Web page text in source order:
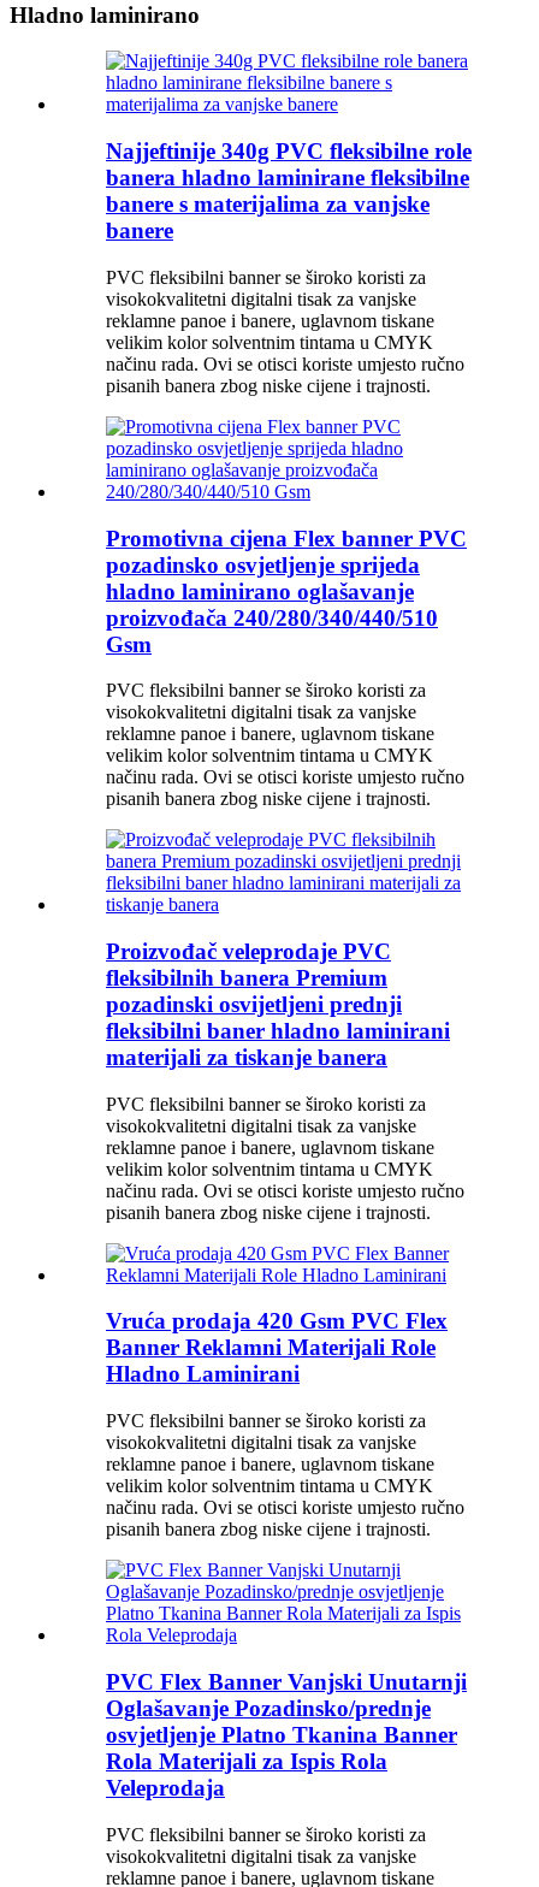
Hladno laminirano
Najjeftinije 340g PVC fleksibilne role
banera hladno laminirane fleksibilne
banere s materijalima za vanjske
banere
PVC fleksibilni banner se široko koristi za
visokokvalitetni digitalni tisak za vanjske
reklamne panoe i banere, uglavnom tiskane
velikim kolor solventnim tintama u CMYK
načinu rada. Ovi se otisci koriste umjesto ručno
pisanih banera zbog niske cijene i trajnosti.
Promotivna cijena Flex banner PVC
pozadinsko osvjetljenje sprijeda
hladno laminirano oglašavanje
proizvođača 240/280/340/440/510
Gsm
PVC fleksibilni banner se široko koristi za
visokokvalitetni digitalni tisak za vanjske
reklamne panoe i banere, uglavnom tiskane
velikim kolor solventnim tintama u CMYK
načinu rada. Ovi se otisci koriste umjesto ručno
pisanih banera zbog niske cijene i trajnosti.
Proizvođač veleprodaje PVC
fleksibilnih banera Premium
pozadinski osvijetljeni prednji
fleksibilni baner hladno laminirani
materijali za tiskanje banera
PVC fleksibilni banner se široko koristi za
visokokvalitetni digitalni tisak za vanjske
reklamne panoe i banere, uglavnom tiskane
velikim kolor solventnim tintama u CMYK
načinu rada. Ovi se otisci koriste umjesto ručno
pisanih banera zbog niske cijene i trajnosti.
Vruća prodaja 420 Gsm PVC Flex
Banner Reklamni Materijali Role
Hladno Laminirani
PVC fleksibilni banner se široko koristi za
visokokvalitetni digitalni tisak za vanjske
reklamne panoe i banere, uglavnom tiskane
velikim kolor solventnim tintama u CMYK
načinu rada. Ovi se otisci koriste umjesto ručno
pisanih banera zbog niske cijene i trajnosti.
PVC Flex Banner Vanjski Unutarnji
Oglašavanje Pozadinsko/prednje
osvjetljenje Platno Tkanina Banner
Rola Materijali za Ispis Rola
Veleprodaja
PVC fleksibilni banner se široko koristi za
visokokvalitetni digitalni tisak za vanjske
reklamne panoe i banere, uglavnom tiskane